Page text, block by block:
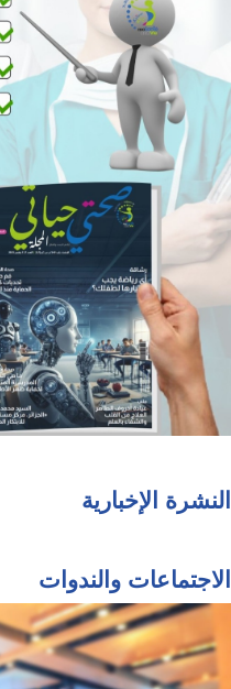
النشرة الإخبارية
الاجتماعات والندوات